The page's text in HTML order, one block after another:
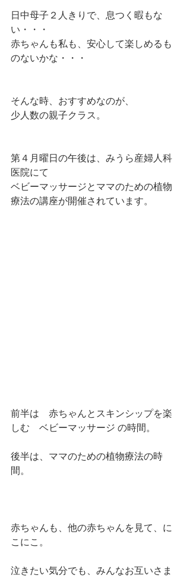
日中母子２人きりで、息つく暇もな
い・・・
赤ちゃんも私も、安心して楽しめるも
のないかな・・・
そんな時、おすすめなのが、
少人数の親子クラス。
第４月曜日の午後は、みうら産婦人科
医院にて
ベビーマッサージとママのための植物
療法の講座が開催されています。
前半は　赤ちゃんとスキンシップを楽
しむ　ベビーマッサージ の時間。
後半は、ママのための植物療法の時
間。
赤ちゃんも、他の赤ちゃんを見て、に
こにこ。
泣きたい気分でも、みんなお互いさま